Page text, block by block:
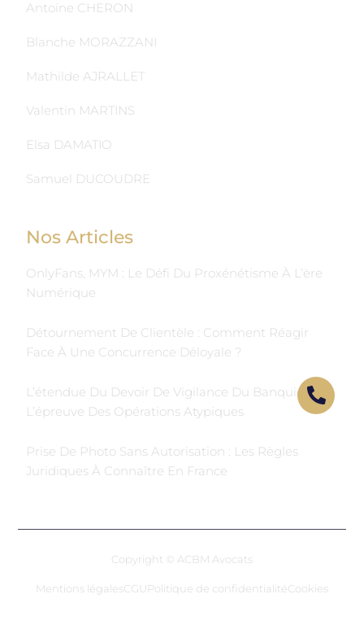
Antoine CHERON
Blanche MORAZZANI
Mathilde AJRALLET
Valentin MARTINS
Elsa DAMATIO
Samuel DUCOUDRE
Nos Articles
OnlyFans, MYM : Le Défi Du Proxénétisme À L’ère
Numérique
Détournement De Clientèle : Comment Réagir
Face À Une Concurrence Déloyale ?
L’étendue Du Devoir De Vigilance Du Banquier À
L’épreuve Des Opérations Atypiques
Prise De Photo Sans Autorisation : Les Règles
Juridiques À Connaître En France
Copyright © ACBM Avocats
Mentions légalesCGUPolitique de confidentialitéCookies